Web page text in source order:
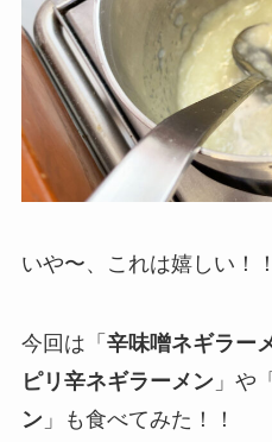
いや〜、これは嬉しい！！
今回は「 辛味噌ネギラー
ピリ辛ネギラーメン」や「
ン」も食べてみた！！